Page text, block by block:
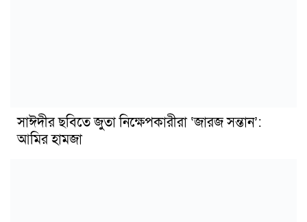
সাঈদীর ছবিতে জুতা নিক্ষেপকারীরা ‘জারজ সন্তান’:
আমির হামজা